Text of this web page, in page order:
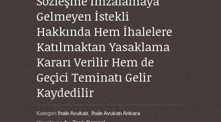
Gelmeyen İstekli
Hakkında Hem İhalelere
Katılmaktan Yasaklama
Kararı Verilir Hem de
Geçici Teminatı Gelir
Kaydedilir
Kategori İhale Avukatı
İhale Avukatı Ankara